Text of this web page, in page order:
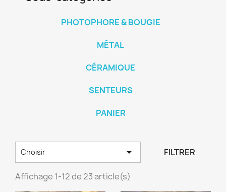
PHOTOPHORE & BOUGIE
MÉTAL
CÉRAMIQUE
SENTEURS
PANIER
Choisir  FILTRER
Affichage 1-12 de 23 article(s)